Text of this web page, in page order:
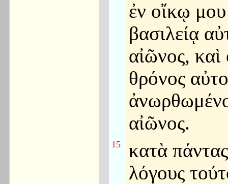
ἐν οἴκῳ
βασιλείᾳ
αἰῶνος, καὶ
θρόνος
αἰῶνος.
15
κατὰ
λόγους